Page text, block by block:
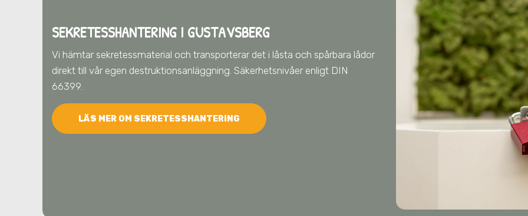
SEKRETESSHANTERING I GUSTAVSBERG
Vi hämtar sekretessmaterial och transporterar det i låsta och spårbara lådor
direkt till vår egen destruktionsanläggning. Säkerhetsnivåer enligt DIN
66399.
LÄS MER OM SEKRETESSHANTERING